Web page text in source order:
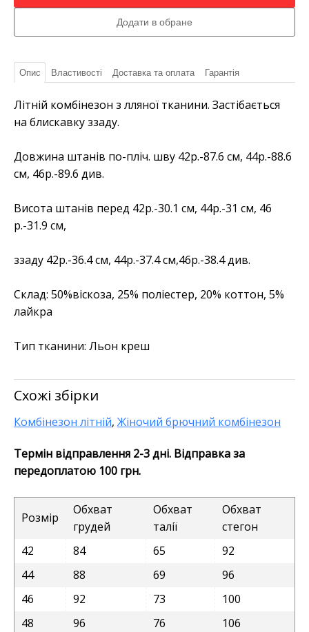
Опис Властивості Доставка та оплата Гарантія
Літній комбінезон з лляної тканини. Застібається
на блискавку ззаду.
Довжина штанів по-пліч. шву 42р.-87.6 см, 44р.-88.6
см, 46р.-89.6 див.
Висота штанів перед 42р.-30.1 см, 44р.-31 см, 46
р.-31.9 см,
ззаду 42р.-36.4 см, 44р.-37.4 см,46р.-38.4 див.
Склад: 50%віскоза, 25% поліестер, 20% коттон, 5%
лайкра
Тип тканини: Льон креш
Схожі збірки
Комбінезон літній, Жіночий брючний комбінезон
Термін відправлення 2-3 дні. Відправка за
передоплатою 100 грн.
Розмір
Обхват
грудей
Обхват
талії
Обхват
стегон
42
84 65
92
44
88 69
96
46
92 73
100
48
96 76
106